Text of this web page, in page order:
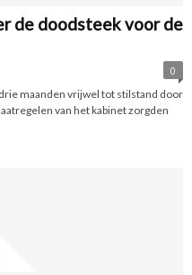
de doodsteek voor de
0
maanden vrijwel tot stilstand door
van het kabinet zorgden